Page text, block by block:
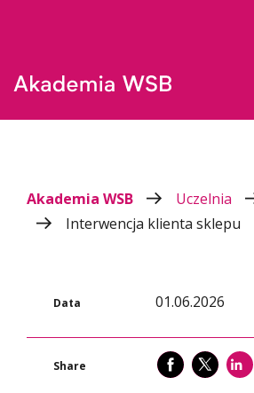
Akademia WSB Uczelnia
Interwencja klienta sklepu
Data 01.06.2026
Share SHARE SHARE